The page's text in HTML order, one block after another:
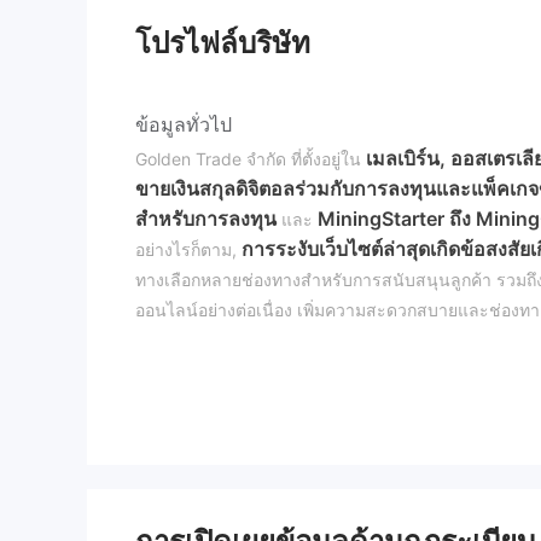
โปรไฟล์บริษัท
ข้อมูลทั่วไป
Golden Trade จำกัด ที่ตั้งอยู่ใน เมลเบิร์น, ออสเตรเลี
ขายเงินสกุลดิจิตอลร่วมกับการลงทุนและแพ็คเก
สำหรับการลงทุนและ MiningStarter ถึง
อย่างไรก็ตาม, การระงับเว็บไซต์ล่าสุดเกิดข้อสงสั
ทางเลือกหลายช่องทางสำหรับการสนับสนุนลูกค้า รวม
ออนไลน์อย่างต่อเนื่อง เพิ่มความสะดวกสบายและช่องท